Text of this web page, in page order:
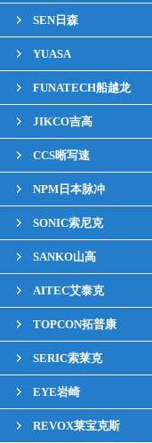
SEN日森
YUASA
FUNATECH船越龙
JIKCO吉高
CCS晰写速
NPM日本脉冲
SONIC索尼克
SANKO山高
AITEC艾泰克
TOPCON拓普康
SERIC索莱克
EYE岩崎
REVOX莱宝克斯